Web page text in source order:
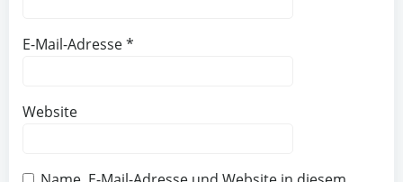
E-Mail-Adresse*
Website